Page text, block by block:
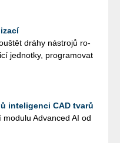
dráhy ná­stro­jů ro­
jed­not­ky, pro­gra­mo­vat
inteligenci CAD tvarů
Advan­ced AI od